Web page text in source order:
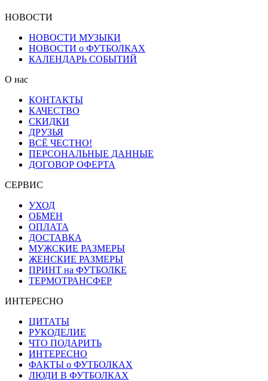
НОВОСТИ
НОВОСТИ МУЗЫКИ
НОВОСТИ о ФУТБОЛКАХ
КАЛЕНДАРЬ СОБЫТИЙ
О нас
КОНТАКТЫ
КАЧЕСТВО
СКИДКИ
ДРУЗЬЯ
ВСЁ ЧЕСТНО!
ПЕРСОНАЛЬНЫЕ ДАННЫЕ
ДОГОВОР ОФЕРТА
СЕРВИС
УХОД
ОБМЕН
ОПЛАТА
ДОСТАВКА
МУЖСКИЕ РАЗМЕРЫ
ЖЕНСКИЕ РАЗМЕРЫ
ПРИНТ на ФУТБОЛКЕ
ТЕРМОТРАНСФЕР
ИНТЕРЕСНО
ЦИТАТЫ
РУКОДЕЛИЕ
ЧТО ПОДАРИТЬ
ИНТЕРЕСНО
ФАКТЫ о ФУТБОЛКАХ
ЛЮДИ В ФУТБОЛКАХ